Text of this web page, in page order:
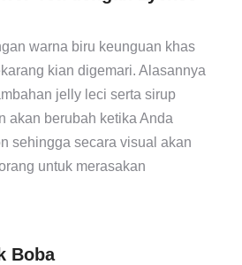
warna biru keunguan khas
kian digemari. Alasannya
jelly leci serta sirup
akan berubah ketika Anda
sehingga secara visual akan
untuk merasakan
Boba